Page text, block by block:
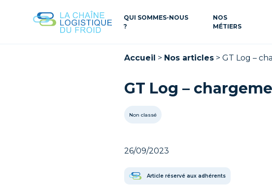
QUI SOMMES-NOUS
?
NOS
MÉTIERS
Accueil > Nos articles > GT Log –
GT Log –
Non classé
26/09/2023
Article réservé aux adhérents